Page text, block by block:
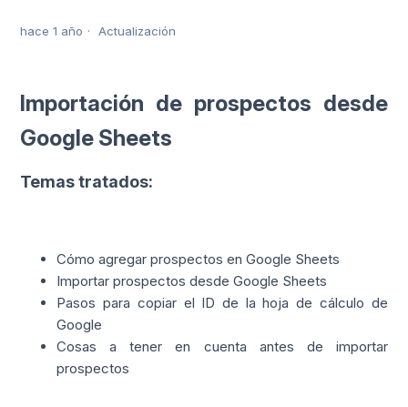
hace 1 año Actualización
Importación de prospectos desde
Google Sheets
Temas tratados:
Cómo agregar prospectos en Google Sheets
Importar prospectos desde Google Sheets
Pasos para copiar el ID de la hoja de cálculo de
Google
Cosas a tener en cuenta antes de importar
prospectos